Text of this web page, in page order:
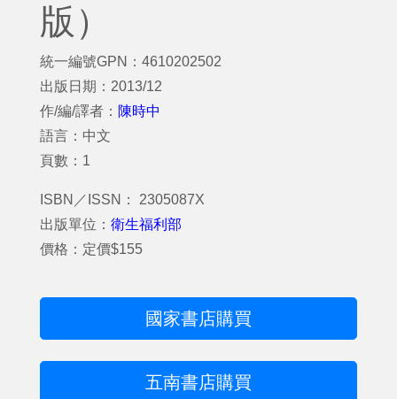
版）
統一編號GPN：4610202502
出版日期：2013/12
作/編/譯者： 陳時中
語言：中文
頁數：1
ISBN／ISSN： 2305087X
出版單位： 衛生福利部
價格：定價$155
國家書店購買
五南書店購買